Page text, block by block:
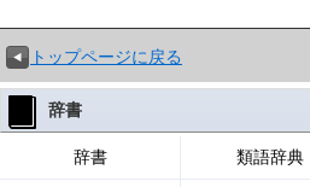
トップページに戻る
辞書
辞書 類語辞典